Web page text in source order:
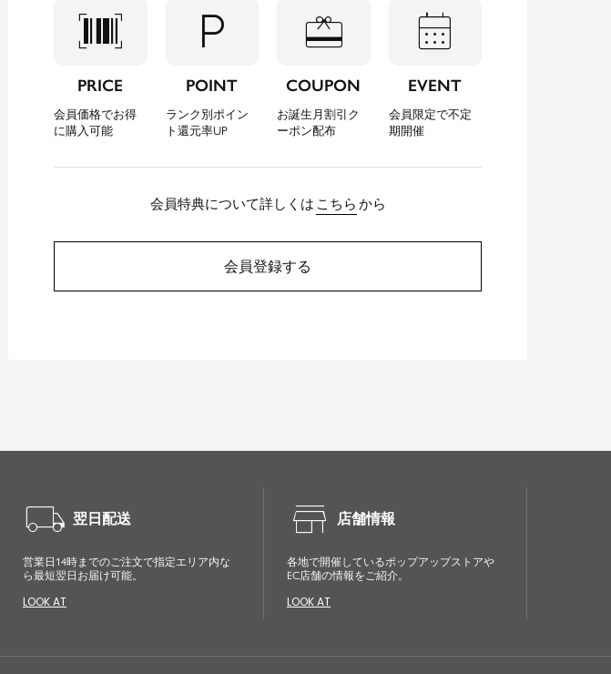
barcode_scanner
PRICE
会員価格でお得
に購入可能
local_parking
POINT
ランク別ポイン
ト還元率UP
redeem
COUPON
お誕生月割引ク
ーポン配布
calendar_month
EVENT
会員限定で不定
期開催
会員特典について詳しくは こちら から
会員登録する
local_shipping 翌日配送
営業日14時までのご注文で指定エリア内な
ら最短翌日お届け可能。
LOOK AT
store 店舗情報
各地で開催しているポップアップストアや
EC店舗の情報をご紹介。
LOOK AT